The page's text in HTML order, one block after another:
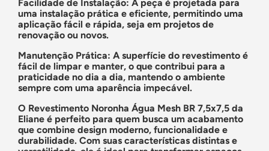
Facilidade de Instalação: A peça é projetada para
uma instalação prática e eficiente, permitindo uma
aplicação fácil e rápida, seja em projetos de
renovação ou novos.
Manutenção Prática: A superfície do revestimento é
fácil de limpar e manter, o que contribui para a
praticidade no dia a dia, mantendo o ambiente
sempre com uma aparência impecável.
O Revestimento Noronha Água Mesh BR 7,5x7,5 da
Eliane é perfeito para quem busca um acabamento
que combine design moderno, funcionalidade e
durabilidade. Com suas características distintas e